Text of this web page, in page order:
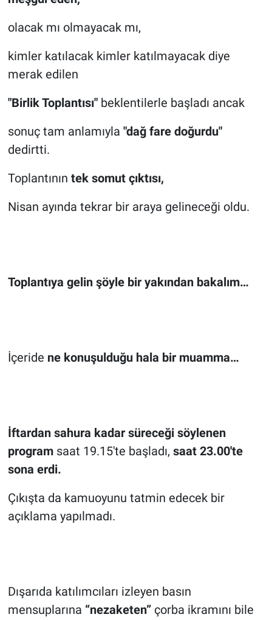
olacak mı olmayacak mı,
kimler katılacak kimler katılmayacak diye
merak edilen
"Birlik Toplantısı" beklentilerle başladı ancak
sonuç tam anlamıyla "dağ fare doğurdu"
dedirtti.
Toplantının tek somut çıktısı,
Nisan ayında tekrar bir araya gelineceği oldu.
Toplantıya gelin şöyle bir yakından bakalım…
İçeride ne konuşulduğu hala bir muamma…
İftardan sahura kadar süreceği söylenen
programsaat 19.15'te başladı, saat 23.00'te
sona erdi.
Çıkışta da kamuoyunu tatmin edecek bir
açıklama yapılmadı.
Dışarıda katılımcıları izleyen basın
mensuplarına “nezaketen”çorba ikramını bile